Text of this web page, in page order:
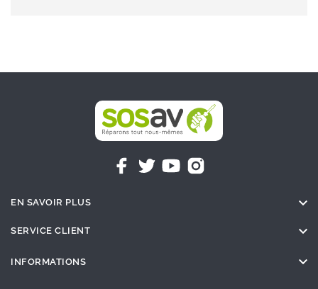
EN SAVOIR PLUS 
SERVICE CLIENT 
INFORMATIONS 